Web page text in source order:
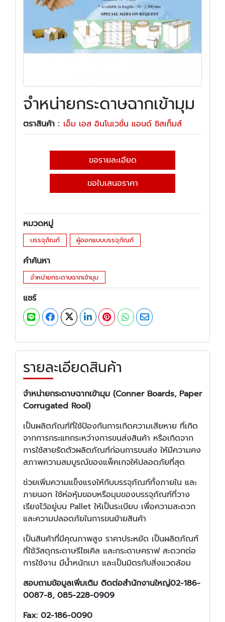
จำหน่ายกระดาษฉากเข้ามุม
ตราสินค้า : เอ็ม เอส อินโนเวชั่น แอนด์ ซิสเท็มส์
ขอรายละเอียด
ขอใบเสนอราคา
หมวดหมู่
บรรจุภัณฑ์ ผู้ออกแบบบรรจุภัณฑ์
คำค้นหา
จำหน่ายกระดาษฉากเข้ามุม
แชร์
รายละเอียดสินค้า
จำหน่ายกระดาษฉากเข้ามุม (Conner Boards, Paper
Corrugated Rool)
เป็นผลิตภัณฑ์ที่ใช้ป้องกันการเกิดความเสียหาย ที่เกิด
จากการกระแทกระหว่างการขนส่งสินค้า หรือเกิดจาก
การใช้สายรัดตัวผลิตภัณฑ์ก่อนการขนส่ง ให้มีความคง
สภาพความสมบูรณ์ของแพ็คเกจให้ปลอดภัยที่สุด
ช่วยเพิ่มความแข็งแรงให้กับบรรจุภัณฑ์ทั้งภายใน และ
ภายนอก ใช้ห่อหุ้มขอบหรือมุมของบรรจุภัณฑ์ที่วาง
เรียงไว้อยู่บน Pallet ให้เป็นระเบียบ เพื่อความสะดวก
และความปลอดภัยในการขนย้ายสินค้า
เป็นสินค้าที่มีคุณภาพสูง ราคาประหยัด เป็นผลิตภัณฑ์
ที่ใช้วัสดุกระดาษรีไซเคิล และกระดาษคราฟ สะดวกต่อ
การใช้งาน มีน้ำหนักเบา และเป็นมิตรกับสิ่งแวดล้อม
สอบถามข้อมูลเพิ่มเติม ติดต่อสำนักงานใหญ่02-186-
0087-8, 085-228-0909
Fax: 02-186-0090